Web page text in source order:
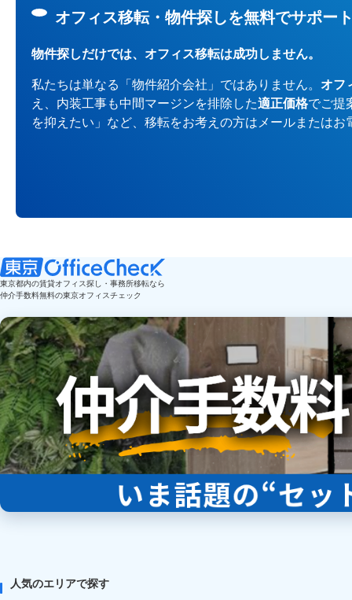
オフィス移転・物件探しを無料でサポー
物件探しだけでは、オフィス移転は成功しません。
私たちは単なる「物件紹介会社」ではありません。 オフ
え、内装工事も中間マージンを排除した適正価格でご提
を抑えたい」など、移転をお考えの方はメールまたは
東京都内の賃貸オフィス探し・事務所移転なら
仲介手数料無料の東京オフィスチェック
人気のエリアで探す